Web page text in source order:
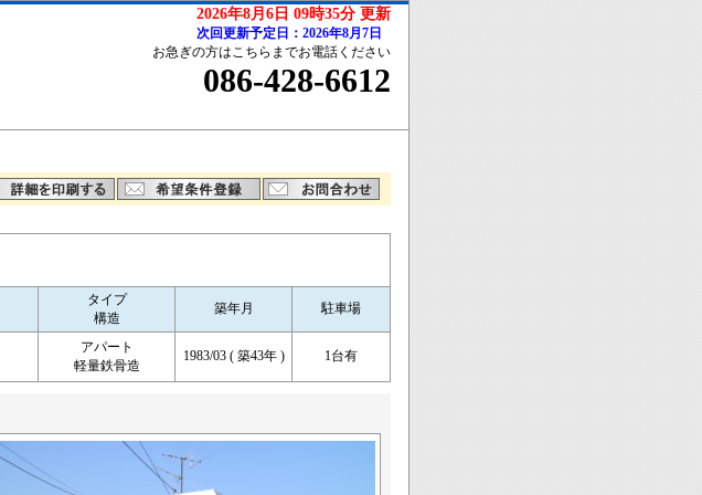
2026年8月6日 09時35分 更新
次回更新予定日：2026年8月7日
お急ぎの方はこちらまでお電話ください
086-428-6612
タイプ
構造
築年月 駐車場
アパート
軽量鉄骨造
1983/03 ( 築43年 ) 1台有